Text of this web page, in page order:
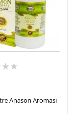
Anason Aroması